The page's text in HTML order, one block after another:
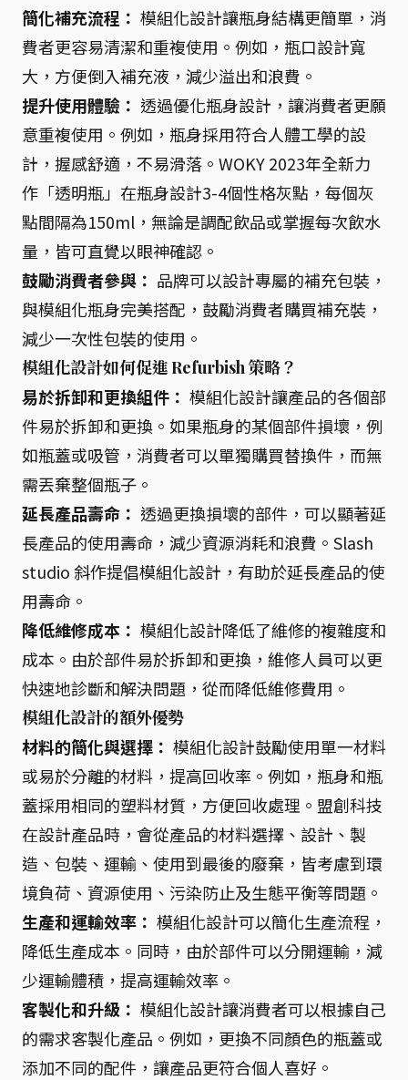
簡化補充流程： 模組化設計讓瓶身結構更簡單，消
費者更容易清潔和重複使用。例如，瓶口設計寬
大，方便倒入補充液，減少溢出和浪費。
提升使用體驗： 透過優化瓶身設計，讓消費者更願
意重複使用。例如，瓶身採用符合人體工學的設
計，握感舒適，不易滑落。WOKY 2023年全新力
作「透明瓶」在瓶身設計3-4個性格灰點，每個灰
點間隔為150ml，無論是調配飲品或掌握每次飲水
量，皆可直覺以眼神確認。
鼓勵消費者參與： 品牌可以設計專屬的補充包裝，
與模組化瓶身完美搭配，鼓勵消費者購買補充裝，
減少一次性包裝的使用。
模組化設計如何促進 Refurbish 策略？
易於拆卸和更換組件： 模組化設計讓產品的各個部
件易於拆卸和更換。如果瓶身的某個部件損壞，例
如瓶蓋或吸管，消費者可以單獨購買替換件，而無
需丟棄整個瓶子。
延長產品壽命： 透過更換損壞的部件，可以顯著延
長產品的使用壽命，減少資源消耗和浪費。Slash
studio 斜作提倡模組化設計，有助於延長產品的使
用壽命。
降低維修成本： 模組化設計降低了維修的複雜度和
成本。由於部件易於拆卸和更換，維修人員可以更
快速地診斷和解決問題，從而降低維修費用。
模組化設計的額外優勢
材料的簡化與選擇： 模組化設計鼓勵使用單一材料
或易於分離的材料，提高回收率。例如，瓶身和瓶
蓋採用相同的塑料材質，方便回收處理。盟創科技
在設計產品時，會從產品的材料選擇、設計、製
造、包裝、運輸、使用到最後的廢棄，皆考慮到環
境負荷、資源使用、污染防止及生態平衡等問題。
生產和運輸效率： 模組化設計可以簡化生產流程，
降低生產成本。同時，由於部件可以分開運輸，減
少運輸體積，提高運輸效率。
客製化和升級： 模組化設計讓消費者可以根據自己
的需求客製化產品。例如，更換不同顏色的瓶蓋或
添加不同的配件，讓產品更符合個人喜好。